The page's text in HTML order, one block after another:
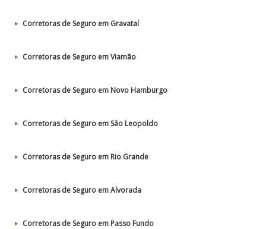
Corretoras de Seguro em Gravataí
Corretoras de Seguro em Viamão
Corretoras de Seguro em Novo Hamburgo
Corretoras de Seguro em São Leopoldo
Corretoras de Seguro em Rio Grande
Corretoras de Seguro em Alvorada
Corretoras de Seguro em Passo Fundo